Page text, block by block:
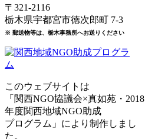
〒321-2116
栃木県宇都宮市徳次郎町 7-3
※ 郵送物等は、栃木事務所へお送りください
このウェブサイトは
「関西NGO協議会×真如苑・2018
年度関西地域NGO助成
プログラム」により制作しまし
た。